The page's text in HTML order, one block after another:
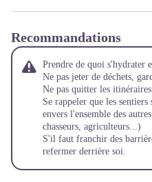
Recommandations
Prendre de quoi s'hydrater
Ne pas jeter de déchets,
Ne pas quitter les
Se rappeler que les
envers l'ensemble des
chasseurs, agriculteurs...)
S'il faut franchir des
refermer derrière soi.